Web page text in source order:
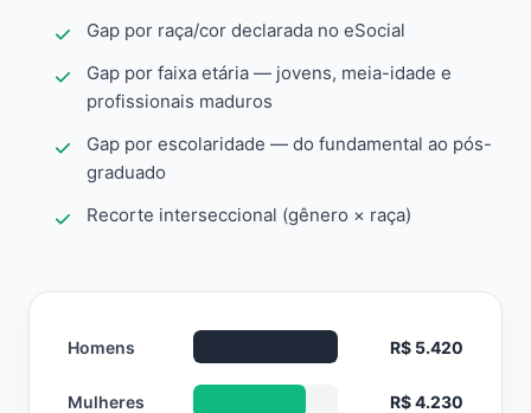
Gap por raça/cor declarada no eSocial
Gap por faixa etária — jovens, meia-idade e
profissionais maduros
Gap por escolaridade — do fundamental ao pós-
graduado
Recorte interseccional (gênero × raça)
Homens R$ 5.420
Mulheres R$ 4.230